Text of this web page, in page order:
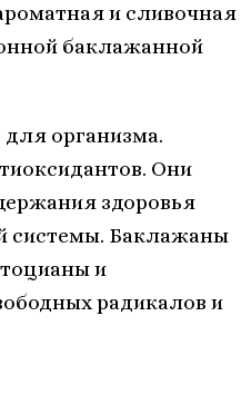
и сливочная
баклажанной
организма.
Они
здоровья
системы. Баклажаны
и
радикалов и